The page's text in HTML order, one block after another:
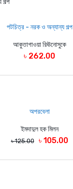
পটচিত্র - নরক ও অন্যান্য গল্প
আকুতাগাওয়া রিঊনোসুকে
৳ 262.00
অপরবেলা
ইমদাদুল হক মিলন
৳ 125.00 ৳ 105.00